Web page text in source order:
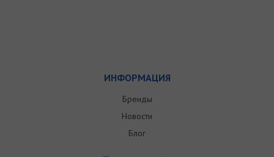
ИНФОРМАЦИЯ
Бренды
Новости
Блог